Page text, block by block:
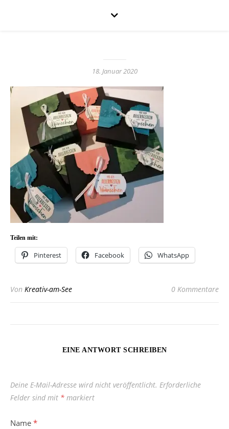
18. Januar 2020
Teilen mit:
Pinterest Facebook WhatsApp
Von Kreativ-am-See 0 Kommentare
EINE ANTWORT SCHREIBEN
Deine E-Mail-Adresse wird nicht veröffentlicht. Erforderliche
Felder sind mit * markiert
Name *